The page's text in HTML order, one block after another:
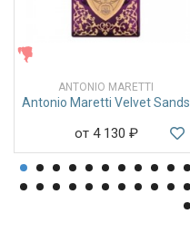
ANTONIO MARETTI
Antonio Maretti Velvet Sands
от 4 130 ₽